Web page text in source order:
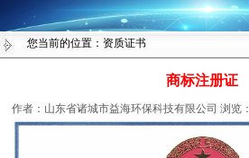
您当前的位置：资质证书
商标注册证
作者：山东省诸城市益海环保科技有限公司 浏览：